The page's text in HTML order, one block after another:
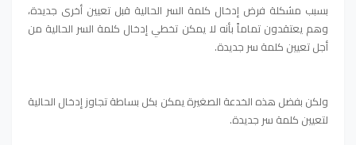
بسبب مشكلة فرض إدخال كلمة السر الحالية قبل تعيين أخرى جديدة،
وهم يعتقدون تماماً بأنه لا يمكن تخطي إدخال كلمة السر الحالية من
أجل تعيين كلمة سر جديدة.
ولكن بفضل هذه الخدعة الصغيرة يمكن بكل بساطة تجاوز إدخال الحالية
لتعيين كلمة سر جديدة.